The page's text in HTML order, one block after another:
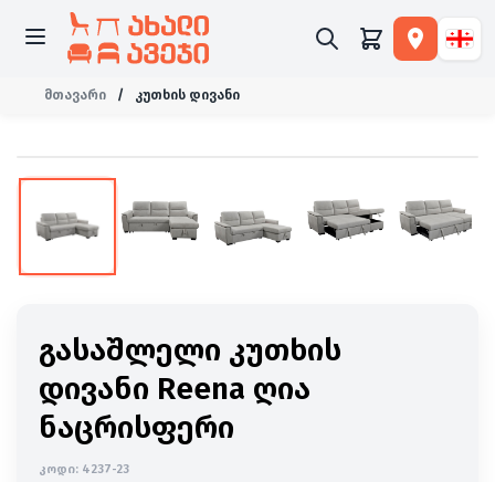
მთავარი / კუთხის დივანი
გასაშლელი კუთხის
დივანი Reena ღია
ნაცრისფერი
კოდი: 4237-23